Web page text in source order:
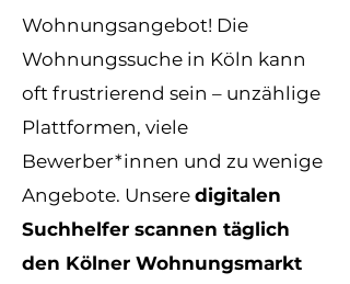
Wohnungsangebot! Die
Wohnungssuche in Köln kann
oft frustrierend sein – unzählige
Plattformen, viele
Bewerber*innen und zu wenige
Angebote. Unsere digitalen
Suchhelfer scannen täglich
den Kölner Wohnungsmarkt